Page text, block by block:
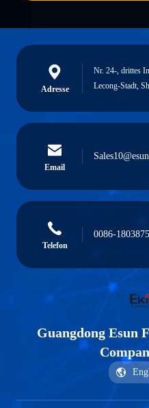
Adresse
Nr. 24-, drittes
Lecong-Stadt,
Email
Telefon
0086-
Guangdong Esun